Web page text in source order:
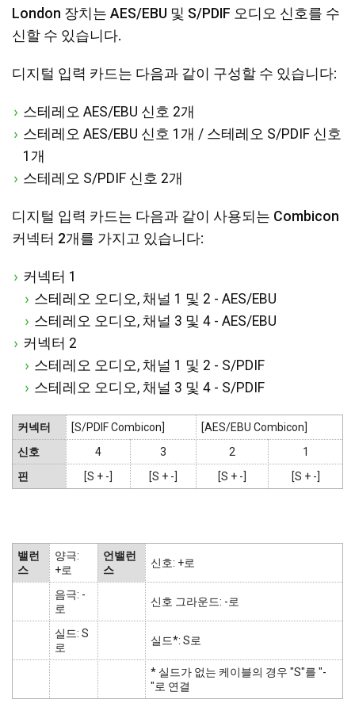
London 장치는 AES/EBU 및 S/PDIF 오디오 신호를 수
신할 수 있습니다.
디지털 입력 카드는 다음과 같이 구성할 수 있습니다:
스테레오 AES/EBU 신호 2개
스테레오 AES/EBU 신호 1개 / 스테레오 S/PDIF 신호
1개
스테레오 S/PDIF 신호 2개
디지털 입력 카드는 다음과 같이 사용되는 Combicon
커넥터 2개를 가지고 있습니다:
커넥터 1
스테레오 오디오, 채널 1 및 2 - AES/EBU
스테레오 오디오, 채널 3 및 4 - AES/EBU
커넥터 2
스테레오 오디오, 채널 1 및 2 - S/PDIF
스테레오 오디오, 채널 3 및 4 - S/PDIF
커넥터 [S/PDIF Combicon]
[AES/EBU Combicon]
신호
4 3 2
1
핀
[S + -] [S + -] [S + -] [S + -]
밸런
스
양극:
+로
언밸런
스
신호: +로
음극: -
로
신호 그라운드: -로
실드: S
로
실드*: S로
* 실드가 없는 케이블의 경우 "S"를 "-
"로 연결